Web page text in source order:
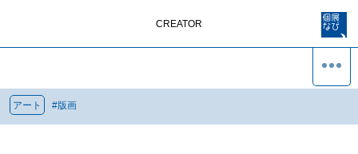
CREATOR
アート #版画